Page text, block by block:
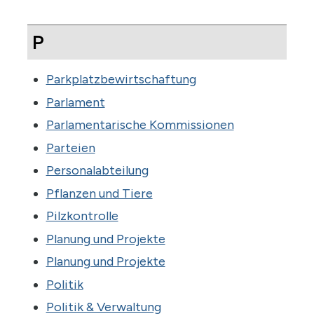
P
Parkplatzbewirtschaftung
Parlament
Parlamentarische Kommissionen
Parteien
Personalabteilung
Pflanzen und Tiere
Pilzkontrolle
Planung und Projekte
Planung und Projekte
Politik
Politik & Verwaltung